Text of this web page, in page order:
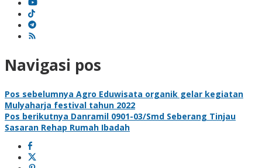
Navigasi pos
Pos sebelumnya Agro Eduwisata organik gelar kegiatan
Mulyaharja festival tahun 2022
Pos berikutnya Danramil 0901-03/Smd Seberang Tinjau
Sasaran Rehap Rumah Ibadah